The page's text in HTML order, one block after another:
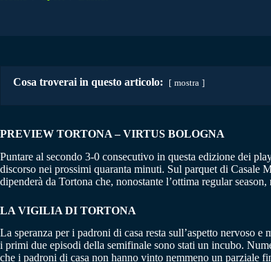
Cosa troverai in questo articolo: mostra
PREVIEW TORTONA – VIRTUS BOLOGNA
Puntare al secondo 3-0 consecutivo in questa edizione dei
discorso nei prossimi quaranta minuti. Sul parquet di Casale
dipenderà da Tortona che, nonostante l’ottima regular
LA VIGILIA DI TORTONA
La speranza per i padroni di casa resta sull’aspetto nervoso
i primi due episodi della semifinale sono stati un incubo.
che i padroni di casa non hanno vinto nemmeno un parziale